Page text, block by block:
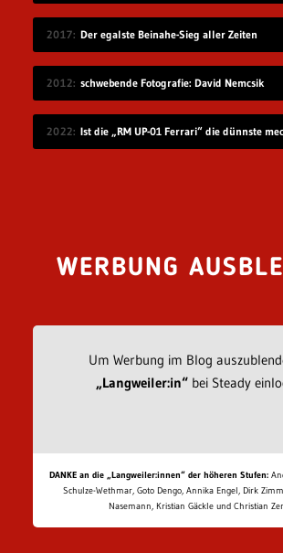
2017 Der egalste Beinahe-Sieg aller Zeiten
2012 schwebende Fotografie: David Nemcsik
2022
WERBUNG
Um Werbung im Blog
„Langweiler:in“bei Steady
DANKE an die „Langweiler:innen“ der höheren Stufen:
Schulze-Wethmar, Goto Dengo, Annika Engel, Dirk
Nasemann, Kristian Gäckle und Christian